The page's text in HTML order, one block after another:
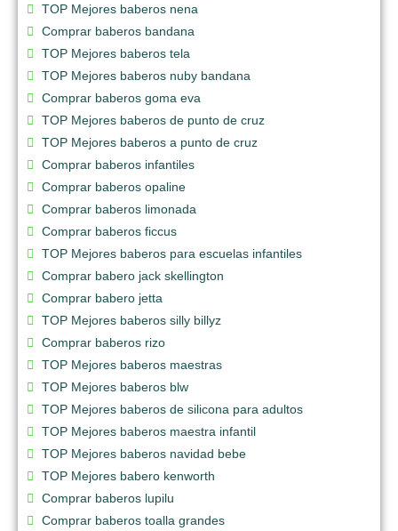
TOP Mejores baberos nena
Comprar baberos bandana
TOP Mejores baberos tela
TOP Mejores baberos nuby bandana
Comprar baberos goma eva
TOP Mejores baberos de punto de cruz
TOP Mejores baberos a punto de cruz
Comprar baberos infantiles
Comprar baberos opaline
Comprar baberos limonada
Comprar baberos ficcus
TOP Mejores baberos para escuelas infantiles
Comprar babero jack skellington
Comprar babero jetta
TOP Mejores baberos silly billyz
Comprar baberos rizo
TOP Mejores baberos maestras
TOP Mejores baberos blw
TOP Mejores baberos de silicona para adultos
TOP Mejores baberos maestra infantil
TOP Mejores baberos navidad bebe
TOP Mejores babero kenworth
Comprar baberos lupilu
Comprar baberos toalla grandes